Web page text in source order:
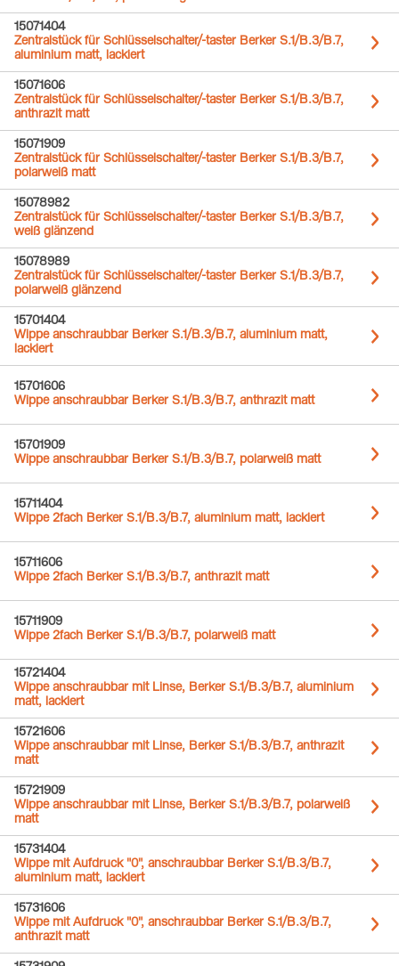
15071404
Zentralstück für Schlüsselschalter/-taster Berker S.1/B.3/B.7,
aluminium matt, lackiert
15071606
Zentralstück für Schlüsselschalter/-taster Berker S.1/B.3/B.7,
anthrazit matt
15071909
Zentralstück für Schlüsselschalter/-taster Berker S.1/B.3/B.7,
polarweiß matt
15078982
Zentralstück für Schlüsselschalter/-taster Berker S.1/B.3/B.7,
weiß glänzend
15078989
Zentralstück für Schlüsselschalter/-taster Berker S.1/B.3/B.7,
polarweiß glänzend
15701404
Wippe anschraubbar Berker S.1/B.3/B.7, aluminium matt,
lackiert
15701606
Wippe anschraubbar Berker S.1/B.3/B.7, anthrazit matt
15701909
Wippe anschraubbar Berker S.1/B.3/B.7, polarweiß matt
15711404
Wippe 2fach Berker S.1/B.3/B.7, aluminium matt, lackiert
15711606
Wippe 2fach Berker S.1/B.3/B.7, anthrazit matt
15711909
Wippe 2fach Berker S.1/B.3/B.7, polarweiß matt
15721404
Wippe anschraubbar mit Linse, Berker S.1/B.3/B.7, aluminium
matt, lackiert
15721606
Wippe anschraubbar mit Linse, Berker S.1/B.3/B.7, anthrazit
matt
15721909
Wippe anschraubbar mit Linse, Berker S.1/B.3/B.7, polarweiß
matt
15731404
Wippe mit Aufdruck "0", anschraubbar Berker S.1/B.3/B.7,
aluminium matt, lackiert
15731606
Wippe mit Aufdruck "0", anschraubbar Berker S.1/B.3/B.7,
anthrazit matt